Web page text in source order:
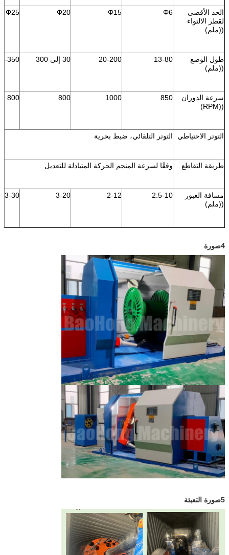
الحد الأقصى
لقطر الالتواء
((ملم)
Φ6
Φ15
Φ20
Φ25
طول الوضع
((ملم)
13-80
20-200 30 إلى 300 350
سرعة الدوران
((RPM)
850
1000
800
800
التوتر الاحتياطي التوتر التلقائي، ضبط بحرية
طريقة التقاطع وفقًا لسرعة المنجم الحركة المتبادلة للتعديل
مسافة العبور
((ملم)
2.5-10
2-12
3-20
3-30
4صورة
5صورة التعبئة